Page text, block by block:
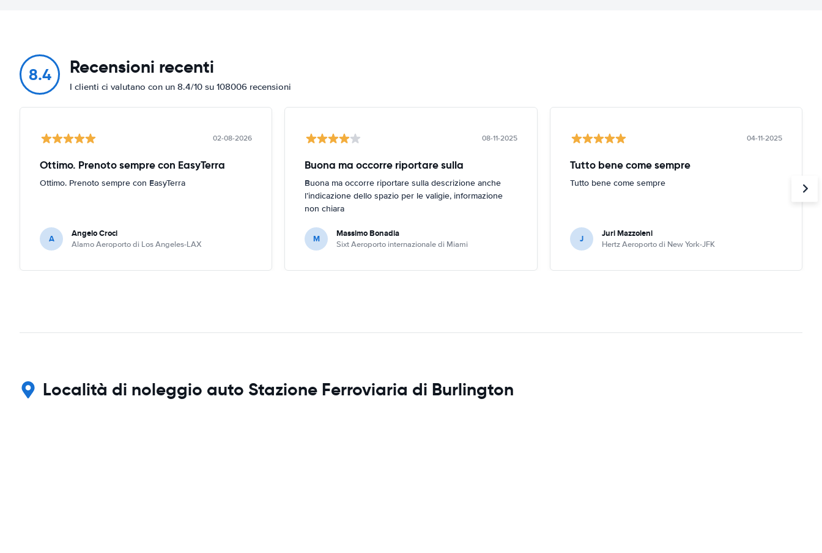
8.4 Recensioni recenti
I clienti ci valutano con un 8.4/10 su 108006 recensioni
02-08-2026
Ottimo. Prenoto sempre con EasyTerra
Ottimo. Prenoto sempre con EasyTerra
A Angelo Croci
Alamo Aeroporto di Los Angeles-LAX
08-11-2025
Buona ma occorre riportare sulla
Buona ma occorre riportare sulla descrizione anche
l’indicazione dello spazio per le valigie, informazione
non chiara
M Massimo Bonadia
Sixt Aeroporto internazionale di Miami
04-11-2025
Tutto bene come sempre
Tutto bene come sempre
J Juri Mazzoleni
Hertz Aeroporto di New York-JFK
Località di noleggio auto Stazione Ferroviaria di Burlington